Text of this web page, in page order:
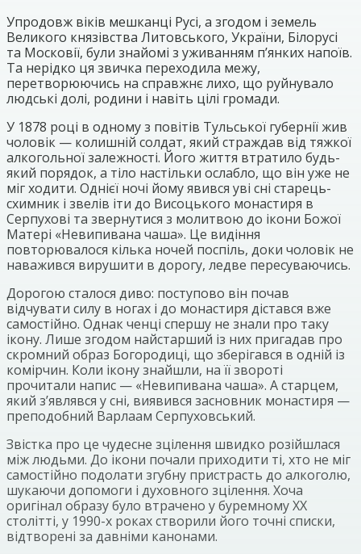
Упродовж віків мешканці Русі, а згодом і земель
Великого князівства Литовського, України, Білорусі
та Московії, були знайомі з уживанням п’янких напоїв.
Та нерідко ця звичка переходила межу,
перетворюючись на справжнє лихо, що руйнувало
людські долі, родини і навіть цілі громади.
У 1878 році в одному з повітів Тульської губернії жив
чоловік — колишній солдат, який страждав від тяжкої
алкогольної залежності. Його життя втратило будь-
який порядок, а тіло настільки ослабло, що він уже не
міг ходити. Однієї ночі йому явився уві сні старець-
схимник і звелів іти до Висоцького монастиря в
Серпухові та звернутися з молитвою до ікони Божої
Матері «Невипивана чаша». Це видіння
повторювалося кілька ночей поспіль, доки чоловік не
наважився вирушити в дорогу, ледве пересуваючись.
Дорогою сталося диво: поступово він почав
відчувати силу в ногах і до монастиря дістався вже
самостійно. Однак ченці спершу не знали про таку
ікону. Лише згодом найстарший із них пригадав про
скромний образ Богородиці, що зберігався в одній із
комірчин. Коли ікону знайшли, на її звороті
прочитали напис — «Невипивана чаша». А старцем,
який з’являвся у сні, виявився засновник монастиря —
преподобний Варлаам Серпуховський.
Звістка про це чудесне зцілення швидко розійшлася
між людьми. До ікони почали приходити ті, хто не міг
самостійно подолати згубну пристрасть до алкоголю,
шукаючи допомоги і духовного зцілення. Хоча
оригінал образу було втрачено у буремному XX
столітті, у 1990-х роках створили його точні списки,
відтворені за давніми канонами.